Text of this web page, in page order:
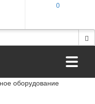
0
оборудование